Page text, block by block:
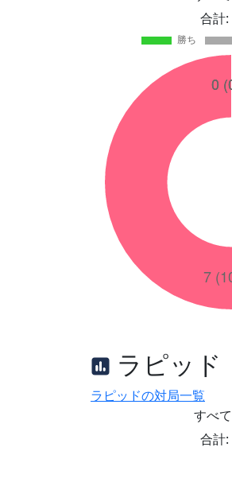
合計:
ラピッド
ラピッドの対局一覧
すべ
合計: